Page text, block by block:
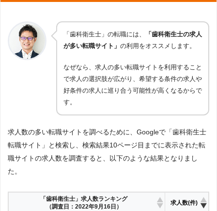
「歯科衛生士」の転職には、
「歯科衛生士の求人
が多い転職サイト」 の利用をオススメします。
なぜなら、求人の多い転職サイトを利用すること
で求人の選択肢が広がり、希望する条件の求人や
好条件の求人に巡り合う可能性が高くなるからで
す。
求人数の多い転職サイトを調べるために、Googleで「歯科衛生士
転職サイト」と検索し、検索結果10ページ目までに表示された転
職サイトの求人数を調査すると、以下のような結果となりまし
た。
「歯科衛生士」求人数ランキング
（調査日：2022年9月16日）
求人数(件)